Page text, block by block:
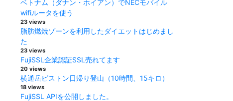
ベトナム（ダナン・ホイアン）でNECモバイル
wifiルータを使う
23 views
脂肪燃焼ゾーンを利用したダイエットはじめまし
た
23 views
FujiSSL企業認証SSL売れてます
20 views
横通岳ピストン日帰り登山（10時間、15キロ）
18 views
FujiSSL APIを公開しました。